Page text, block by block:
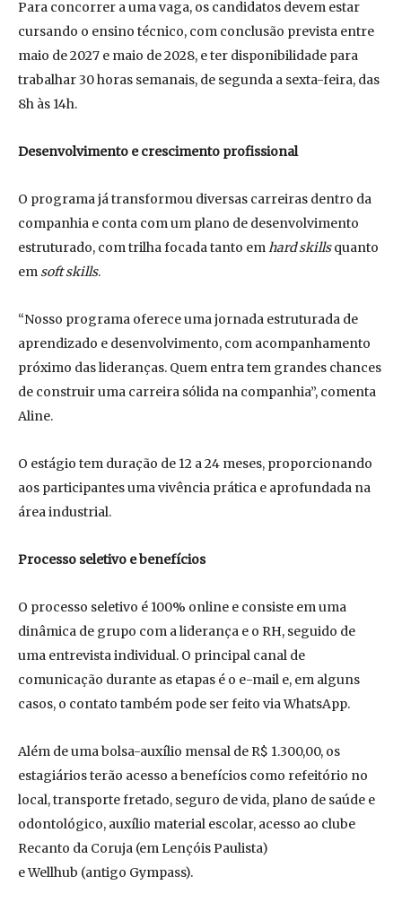
Para concorrer a uma vaga, os candidatos devem estar
cursando o ensino técnico, com conclusão prevista entre
maio de 2027 e maio de 2028, e ter disponibilidade para
trabalhar 30 horas semanais, de segunda a sexta-feira, das
8h às 14h.
Desenvolvimento e crescimento profissional
O programa já transformou diversas carreiras dentro da
companhia e conta com um plano de desenvolvimento
estruturado, com trilha focada tanto emhard skillsquanto
emsoft skills.
“Nosso programa oferece uma jornada estruturada de
aprendizado e desenvolvimento, com acompanhamento
próximo das lideranças. Quem entra tem grandes chances
de construir uma carreira sólida na companhia”, comenta
Aline.
O estágio tem duração de 12 a 24 meses, proporcionando
aos participantes uma vivência prática e aprofundada na
área industrial.
Processo seletivo e benefícios
O processo seletivo é 100% online e consiste em uma
dinâmica de grupo com a liderança e o RH, seguido de
uma entrevista individual. O principal canal de
comunicação durante as etapas é o e-mail e, em alguns
casos, o contato também pode ser feito via WhatsApp.
Além de uma bolsa-auxílio mensal de R$ 1.300,00, os
estagiários terão acesso a benefícios como refeitório no
local, transporte fretado, seguro de vida, plano de saúde e
odontológico, auxílio material escolar, acesso ao clube
Recanto da Coruja (em Lençóis Paulista)
e Wellhub (antigo Gympass).